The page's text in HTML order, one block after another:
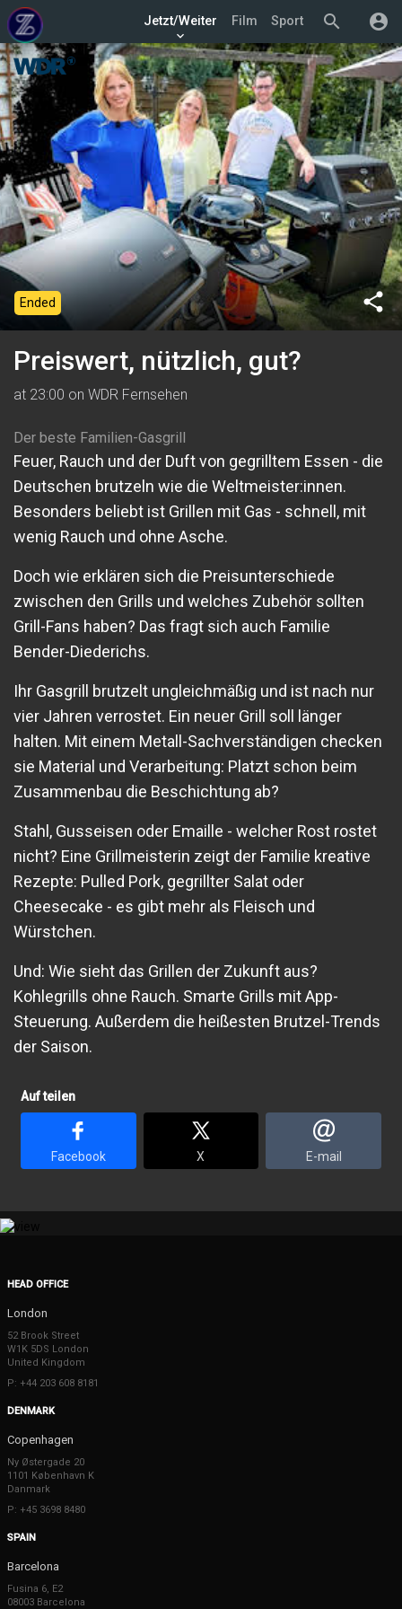
search account_circle
Jetzt/Weiter
keyboard_arrow_down
Film Sport
share
Ended
Preiswert, nützlich, gut?
at 23:00 on WDR Fernsehen
Der beste Familien-Gasgrill
Feuer, Rauch und der Duft von gegrilltem Essen - die
Deutschen brutzeln wie die Weltmeister:innen.
Besonders beliebt ist Grillen mit Gas - schnell, mit
wenig Rauch und ohne Asche.
Doch wie erklären sich die Preisunterschiede
zwischen den Grills und welches Zubehör sollten
Grill-Fans haben? Das fragt sich auch Familie
Bender-Diederichs.
Ihr Gasgrill brutzelt ungleichmäßig und ist nach nur
vier Jahren verrostet. Ein neuer Grill soll länger
halten. Mit einem Metall-Sachverständigen checken
sie Material und Verarbeitung: Platzt schon beim
Zusammenbau die Beschichtung ab?
Stahl, Gusseisen oder Emaille - welcher Rost rostet
nicht? Eine Grillmeisterin zeigt der Familie kreative
Rezepte: Pulled Pork, gegrillter Salat oder
Cheesecake - es gibt mehr als Fleisch und
Würstchen.
Und: Wie sieht das Grillen der Zukunft aus?
Kohlegrills ohne Rauch. Smarte Grills mit App-
Steuerung. Außerdem die heißesten Brutzel-Trends
der Saison.
Auf teilen
Facebook X E-mail
HEAD OFFICE
London
52 Brook Street
W1K 5DS London
United Kingdom
P: +44 203 608 8181
DENMARK
Copenhagen
Ny Østergade 20
1101 København K
Danmark
P: +45 3698 8480
SPAIN
Barcelona
Fusina 6, E2
08003 Barcelona